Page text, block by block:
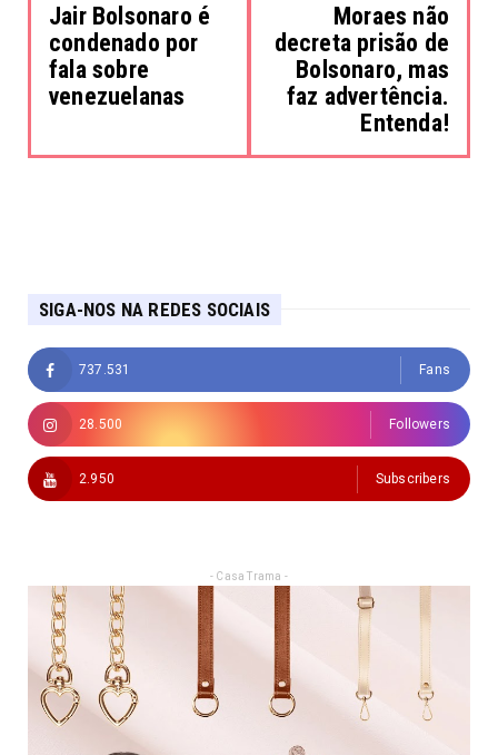
Jair Bolsonaro é
condenado por
fala sobre
venezuelanas
Moraes não
decreta prisão de
Bolsonaro, mas
faz advertência.
Entenda!
SIGA-NOS NA REDES SOCIAIS
737.531 Fans
28.500 Followers
2.950 Subscribers
- Casa Trama -